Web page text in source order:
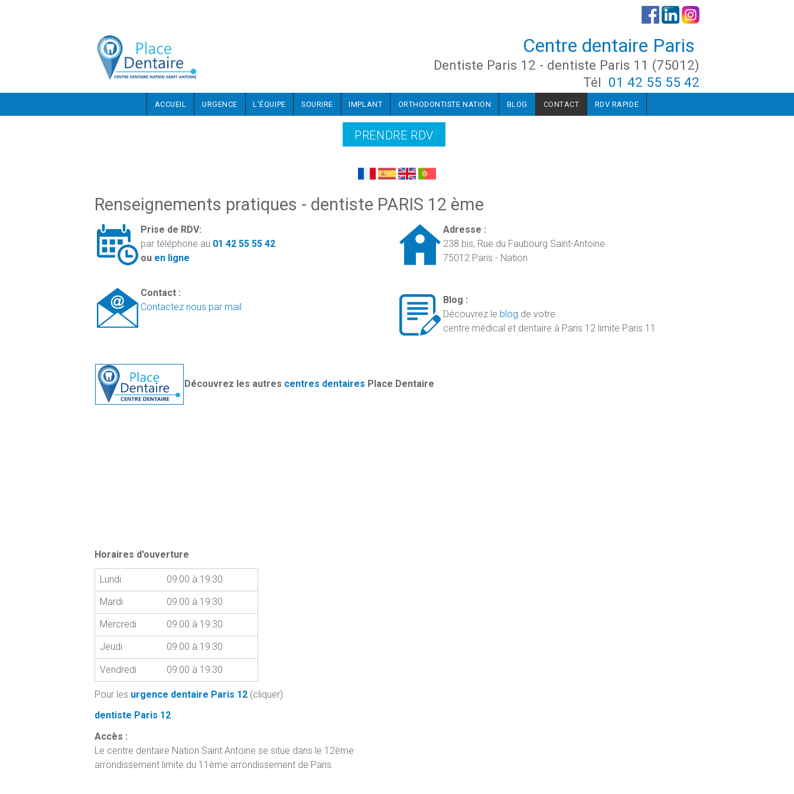
Centre dentaire Paris
Dentiste Paris 12 - dentiste Paris 11 (75012)
Tél 01 42 55 55 42
ACCUEIL URGENCE L'ÉQUIPE SOURIRE IMPLANT ORTHODONTISTE NATION BLOG CONTACT RDV RAPIDE
PRENDRE RDV
Renseignements pratiques - dentiste PARIS 12 ème
Prise de RDV:
par téléphone au 01 42 55 55 42
ou en ligne
Contact :
Contactez nous par mail
Adresse :
238 bis, Rue du Faubourg Saint-Antoine
75012 Paris - Nation
Blog :
Découvrez le blog de votre
centre médical et dentaire à Paris 12 limite Paris 11
Découvrez les autres centres dentaires Place Dentaire
Horaires d'ouverture
Lundi
09:00 à 19:30
Mardi
09:00 à 19:30
Mercredi
09:00 à 19:30
Jeudi
09:00 à 19:30
Vendredi 09:00 à 19:30
Pour les urgence dentaire Paris 12 (cliquer)
dentiste Paris 12
Accès :
Le centre dentaire Nation Saint Antoine se situe dans le 12ème
arrondissement limite du 11ème arrondissement de Paris.